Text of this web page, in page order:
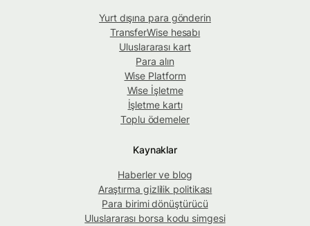
Yurt dışına para gönderin
TransferWise hesabı
Uluslararası kart
Para alın
Wise Platform
Wise İşletme
İşletme kartı
Toplu ödemeler
Kaynaklar
Haberler ve blog
Araştırma gizlilik politikası
Para birimi dönüştürücü
Uluslararası borsa kodu simgesi